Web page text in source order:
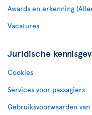
Awards en erkenning
Vacatures
Juridische
Cookies
Services voor passagiers
Gebruiksvoorwaarden